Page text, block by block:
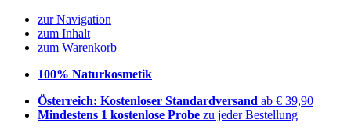
zur Navigation
zum Inhalt
zum Warenkorb
100% Naturkosmetik
Österreich: Kostenloser Standardversand ab € 39,90
Mindestens 1 kostenlose Probe zu jeder Bestellung